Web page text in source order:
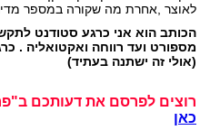
לאוצר ,אחרת מה שקורה במספר
הכותב הוא אני כרגע סטודנט
מספורט ועד רווחה ואקטואליה .
(אולי זה ישתנה בעתיד)
רוצים לפרסם את דעותכם
כאן